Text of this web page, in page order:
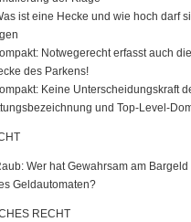
ist eine Hecke und wie hoch darf
Notwegerecht erfasst auch
des Parkens!
Keine Unterscheidungskraft
und Top-Level-
Wer hat Gewahrsam am Bargeld
Geldautomaten?
RECHT